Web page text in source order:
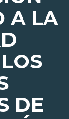
A LA
DE